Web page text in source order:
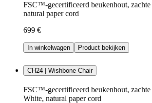
FSC™-gecertificeerd beukenhout,
natural paper cord
699 €
In winkelwagen Product bekijken
CH24 | Wishbone Chair
FSC™-gecertificeerd beukenhout,
White, natural paper cord